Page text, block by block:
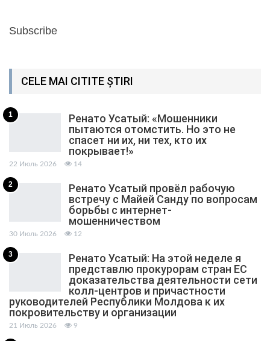
Subscribe
CELE MAI CITITE ȘTIRI
1
Ренато Усатый: «Мошенники
пытаются отомстить. Но это не
спасет ни их, ни тех, кто их
покрывает!»
22 Июль 2026 14
2
Ренато Усатый провёл рабочую
встречу с Майей Санду по вопросам
борьбы с интернет-
мошенничеством
30 Июль 2026 12
3
Ренато Усатый: На этой неделе я
представлю прокурорам стран ЕС
доказательства деятельности сети
колл-центров и причастности
руководителей Республики Молдова к их
покровительству и организации
21 Июль 2026 9